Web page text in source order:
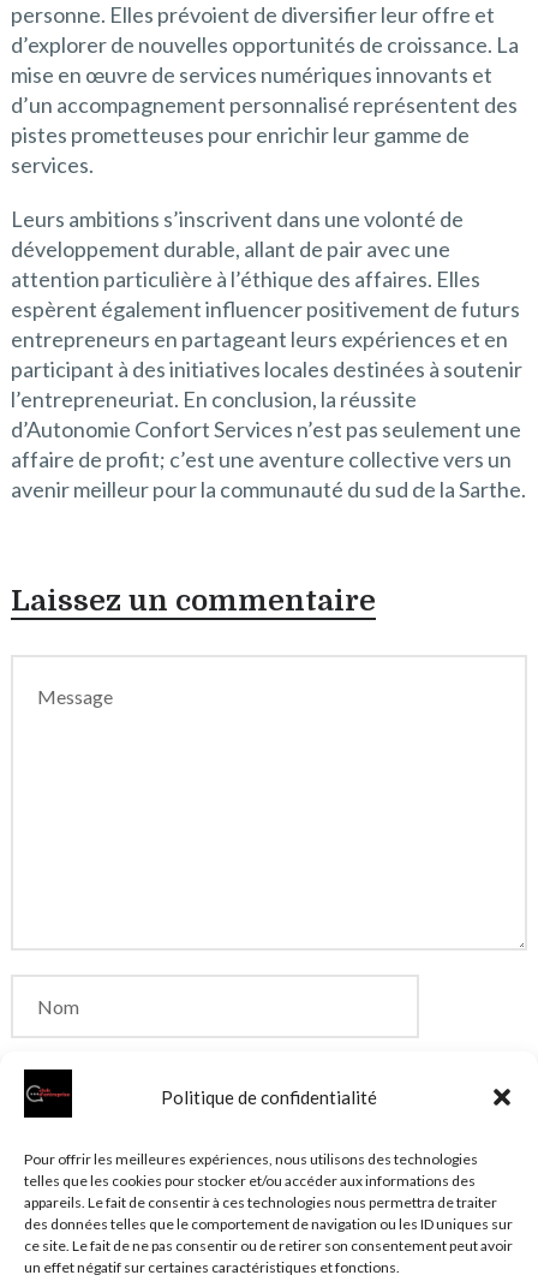
Politique de confidentialité
Pour offrir les meilleures expériences, nous utilisons des technologies
telles que les cookies pour stocker et/ou accéder aux informations des
appareils. Le fait de consentir à ces technologies nous permettra de traiter
des données telles que le comportement de navigation ou les ID uniques sur
ce site. Le fait de ne pas consentir ou de retirer son consentement peut avoir
un effet négatif sur certaines caractéristiques et fonctions.
personne. Elles prévoient de diversifier leur offre et
d’explorer de nouvelles opportunités de croissance. La
mise en œuvre de services numériques innovants et
d’un accompagnement personnalisé représentent des
pistes prometteuses pour enrichir leur gamme de
services.
Leurs ambitions s’inscrivent dans une volonté de
développement durable, allant de pair avec une
attention particulière à l’éthique des affaires. Elles
espèrent également influencer positivement de futurs
entrepreneurs en partageant leurs expériences et en
participant à des initiatives locales destinées à soutenir
l’entrepreneuriat. En conclusion, la réussite
d’Autonomie Confort Services n’est pas seulement une
affaire de profit; c’est une aventure collective vers un
avenir meilleur pour la communauté du sud de la Sarthe.
Laissez un commentaire
Enregistrer mon nom, mon e-mail et mon site dans
le navigateur pour mon prochain commentaire.